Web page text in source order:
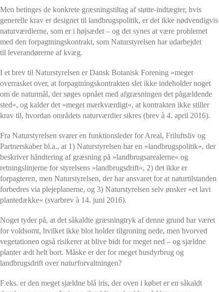
Men betinges de konkrete græsningstiltag af støtte-indtægter, hvis
generelle krav er designet til landbrugspolitik, er det ikke nødvendigvis
naturværdierne, som er i højsædet – og det synes at være problemet
med den forpagtningskontrakt, som Naturstyrelsen har udarbejdet
til leverandørerne af kvæg.
I et brev til Naturstyrelsen er Dansk Botanisk Forening »meget
overrasket over, at forpagtningskontrakten slet ikke indeholder noget
om de naturmål, der søges opnået med afgræsningen det pågældende
sted«, og kalder det »meget mærkværdigt«, at kontrakten ikke stiller
krav til, hvordan områdets naturværdier sikres (brev à 4. april 2016).
Fra Naturstyrelsen svarer en funktionsleder for Areal, Friluftsliv og
Partnerskaber bl.a., at 1) Naturstyrelsen har en »landbrugspolitik«, der
beskriver håndtering af græsning på »landbrugsarealerne« og
retningslinjerne for styrelsens »landbrugsdrift«, 2) det ikke er
forpagteren, men Naturstyrelsen, der har ansvaret for at naturtilstanden
forbedres via plejeplanerne, og 3) Naturstyrelsen selv ønsker »et lavt
plantedække« (svarbrev à 14. juni 2016).
Noget tyder på, at det såkaldte græsningtryk af denne grund har været
for voldsomt, hvilket ikke blot holder tilgroning nede, men hvorved
vegetationen også risikerer at blive bidt for meget ned – og sjældne
planter ædt helt bort. Måske er der for meget husdyrbrug og
landbrugsdrift overnaturforvaltningen?
F.eks. er den meget sjældne blå iris, der oven i købet er en såkaldt